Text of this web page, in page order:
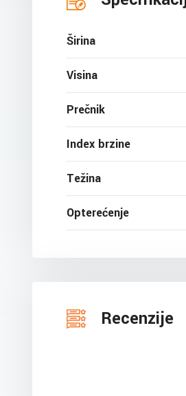
Širina
Visina
Prečnik
Index brzine
Težina
Opterećenje
Recenzije